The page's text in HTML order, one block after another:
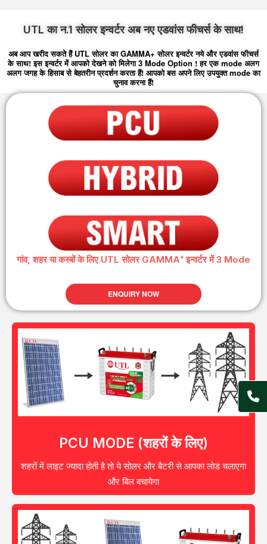
UTL का न.1 सोलर इन्वर्टर अब नए एडवांस फीचर्स के साथ!
अब आप खरीद सकते हैं UTL सोलर का GAMMA+ सोलर इन्वर्टर नये और एडवांस फीचर्स
के साथ! इस इन्वर्टर में आपको देखने को मिलेगा 3 Mode Option ! हर एक mode अलग
अलग जगह के हिसाब से बेहतरीन प्रदर्शन करता हैं! आपको बस अपने लिए उपयुक्त mode का
चुनाव करना हैं!
गांव, शहर या कस्बों के लिए UTL सोलर GAMMA+इन्वर्टर में 3 Mode
ENQUIRY NOW
PCU MODE (शहरों के लिए)
शहरों में लाइट ज्यादा होती है तो ये सोलर और बैटरी से आपका लोड चलाएगा
और बिल बचायेगा